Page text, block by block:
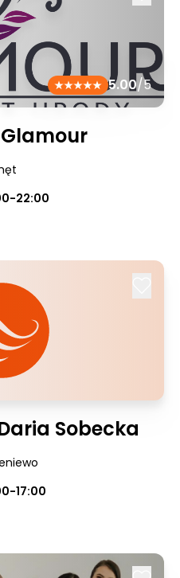
5.00/5
22:00
Sobecka
17:00